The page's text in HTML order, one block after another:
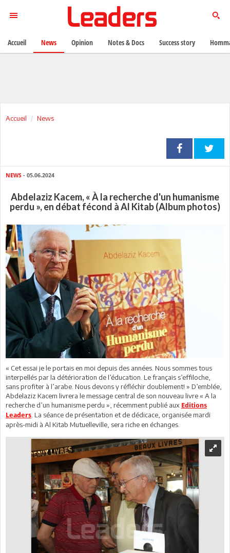
Accueil News
NEWS - 05.06.2024
Abdelaziz Kacem, « À la recherche d'un humanisme
perdu », en débat fécond à Al Kitab (Album photos)
« Cet essai je le portais en moi depuis des années. Nous sommes tous
interpellés par la détérioration de l’éducation. Le français s’effiloche,
sans profiter à l’arabe. Nous devons y réfléchir doublement! » D’emblée,
Abdelaziz Kacem livrera le message central de son nouveau livre « A la
recherche d’un humanisme perdu », récemment publié aux Editions
Leaders . La séance de présentation et de dédicace, organisée mardi
après-midi à Al Kitab Mutuelleville, sera riche en échanges.
Accueil News Opinion Notes & Docs Success story